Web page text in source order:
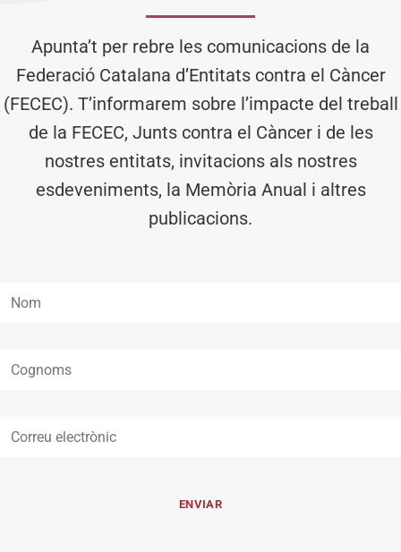
Apunta’t per rebre les comunicacions de la
Federació Catalana d’Entitats contra el Càncer
(FECEC). T’informarem sobre l’impacte del treball
de la FECEC, Junts contra el Càncer i de les
nostres entitats, invitacions als nostres
esdeveniments, la Memòria Anual i altres
publicacions.